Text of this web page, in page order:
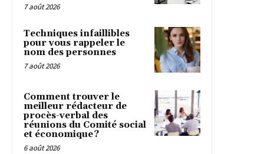
7 août 2026
Techniques infaillibles
pour vous rappeler le
nom des personnes
7 août 2026
Comment trouver le
meilleur rédacteur de
procès-verbal des
réunions du Comité social
et économique ?
6 août 2026